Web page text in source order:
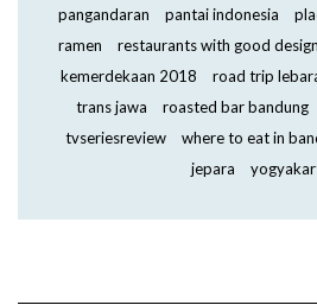
pangandaran
pantai indonesia
ramen
restaurants with good design
kemerdekaan 2018
road trip
trans jawa
roasted bar bandung
tvseriesreview
where to eat in
jepara